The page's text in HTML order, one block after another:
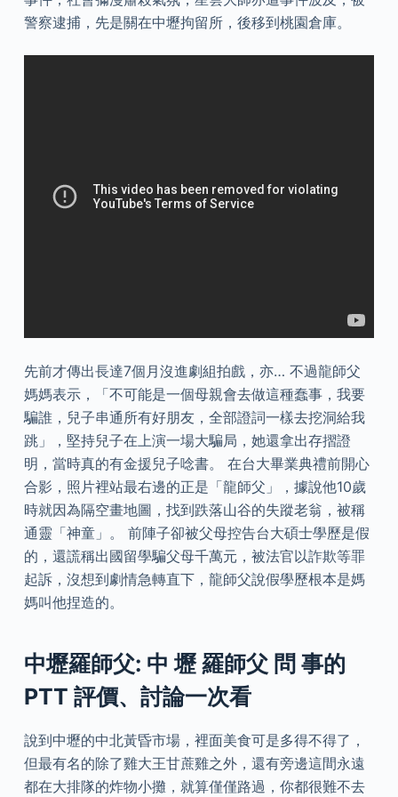
警察逮捕，先是關在中壢拘留所，後移到桃園倉庫。
先前才傳出長達7個月沒進劇組拍戲，亦… 不過龍師父
媽媽表示，「不可能是一個母親會去做這種蠢事，我要
騙誰，兒子串通所有好朋友，全部證詞一樣去挖洞給我
跳」，堅持兒子在上演一場大騙局，她還拿出存摺證
明，當時真的有金援兒子唸書。 在台大畢業典禮前開心
合影，照片裡站最右邊的正是「龍師父」，據說他10歲
時就因為隔空畫地圖，找到跌落山谷的失蹤老翁，被稱
通靈「神童」。 前陣子卻被父母控告台大碩士學歷是假
的，還謊稱出國留學騙父母千萬元，被法官以詐欺等罪
起訴，沒想到劇情急轉直下，龍師父說假學歷根本是媽
媽叫他捏造的。
中壢羅師父: 中 壢 羅師父 問 事的
PTT 評價、討論一次看
說到中壢的中北黃昏市場，裡面美食可是多得不得了，
但最有名的除了雞大王甘蔗雞之外，還有旁邊這間永遠
都在大排隊的炸物小攤，就算僅僅路過，你都很難不去